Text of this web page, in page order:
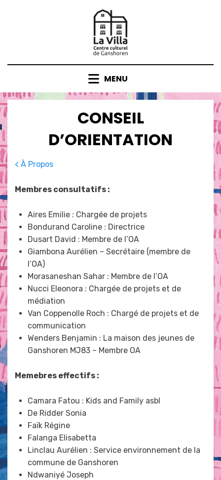
MENU
CONSEIL
D’ORIENTATION
< À Propos
Membres consultatifs :
Aires Emilie : Chargée de projets
Bondurand Caroline : Directrice
Dusart David : Membre de l’OA
Giambona Aurélien – Secrétaire (membre de
l’OA)
Morasaneshan Sahar : Membre de l’OA
Nucci Eleonora : Chargée de projets et de
médiation
Van Coppenolle Roch : Chargé de projets et de
communication
Wenders Benjamin : La maison des jeunes de
Ganshoren MJ83 – Membre OA
Memebres effectifs :
Camara Fatou : Kids and Family asbl
De Ridder Sonia
Faïk Régine
Falanga Elisabetta
Linclau Aurélien : Service environnement de la
commune de Ganshoren
Ndwaniyé Joseph